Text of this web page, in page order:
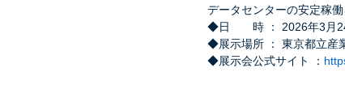
データセンターの安定稼
◆日 時 ： 2026年3月24
◆展示場所 ： 東京都立産
◆展示会公式サイト ：